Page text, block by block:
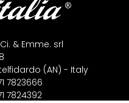
& Emme. srl
(AN) - Italy
7823666
7824392